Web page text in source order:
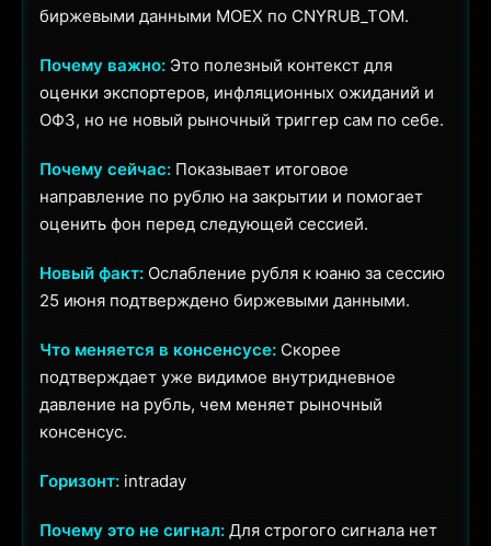
биржевыми данными MOEX по CNYRUB_TOM.
Почему важно: Это полезный контекст для
оценки экспортеров, инфляционных ожиданий и
ОФЗ, но не новый рыночный триггер сам по себе.
Почему сейчас: Показывает итоговое
направление по рублю на закрытии и помогает
оценить фон перед следующей сессией.
Новый факт: Ослабление рубля к юаню за сессию
25 июня подтверждено биржевыми данными.
Что меняется в консенсусе: Скорее
подтверждает уже видимое внутридневное
давление на рубль, чем меняет рыночный
консенсус.
Горизонт: intraday
Почему это не сигнал: Для строгого сигнала нет